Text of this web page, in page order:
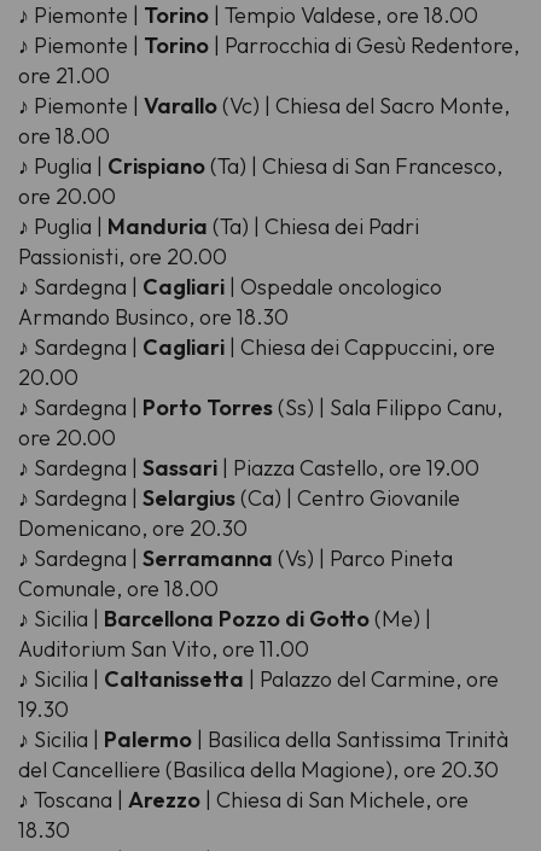
♪ Piemonte | Torino | Tempio Valdese, ore 18.00
♪ Piemonte | Torino | Parrocchia di Gesù Redentore,
ore 21.00
♪ Piemonte | Varallo(Vc) | Chiesa del Sacro Monte,
ore 18.00
♪ Puglia | Crispiano(Ta) | Chiesa di San Francesco,
ore 20.00
♪ Puglia | Manduria (Ta) | Chiesa dei Padri
Passionisti, ore 20.00
♪ Sardegna | Cagliari | Ospedale oncologico
Armando Businco, ore 18.30
♪ Sardegna | Cagliari | Chiesa dei Cappuccini, ore
20.00
♪ Sardegna | Porto Torres(Ss) | Sala Filippo Canu,
ore 20.00
♪ Sardegna | Sassari | Piazza Castello, ore 19.00
♪ Sardegna | Selargius(Ca) | Centro Giovanile
Domenicano, ore 20.30
♪ Sardegna | Serramanna (Vs) | Parco Pineta
Comunale, ore 18.00
♪ Sicilia | Barcellona Pozzo di Gotto(Me) |
Auditorium San Vito, ore 11.00
♪ Sicilia | Caltanissetta | Palazzo del Carmine, ore
19.30
♪ Sicilia | Palermo | Basilica della Santissima Trinità
del Cancelliere (Basilica della Magione), ore 20.30
♪ Toscana | Arezzo | Chiesa di San Michele, ore
18.30